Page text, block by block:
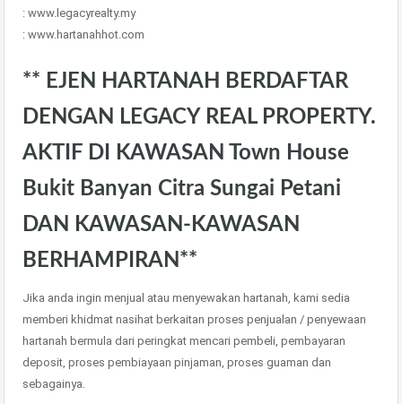
: www.legacyrealty.my
: www.hartanahhot.com
** EJEN HARTANAH BERDAFTAR
DENGAN LEGACY REAL PROPERTY.
AKTIF DI KAWASAN Town House
Bukit Banyan Citra Sungai Petani
DAN KAWASAN-KAWASAN
BERHAMPIRAN**
Jika anda ingin menjual atau menyewakan hartanah, kami sedia
memberi khidmat nasihat berkaitan proses penjualan / penyewaan
hartanah bermula dari peringkat mencari pembeli, pembayaran
deposit, proses pembiayaan pinjaman, proses guaman dan
sebagainya.